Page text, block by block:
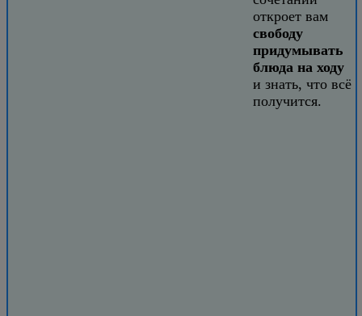
откроет вам
свободу
придумывать
блюда на ходу
и знать, что всё
получится.